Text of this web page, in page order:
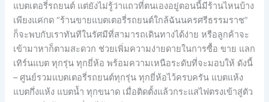
แบตเตอรี่รถยนต์ แต่ยังไม่รู้ว่าแถวที่ตนเองอยู่ตอนนี้มีร้านไหนบ้าง
เพียงแค่กด “ร้านขายแบตเตอรี่รถยนต์ใกล้ฉันนครศรีธรรมราช”
ก็จะพบกับเราทันทีในรัศมีที่สามารถเดินทางได้ง่าย หรือลูกค้าจะ
เข้ามาหาก็ตามสะดวก ช่วยเพิ่มความง่ายดายในการซื้อ ขาย แลก
เทิร์นแบต ทุกรุ่น ทุกยี่ห้อ พร้อมความเหนือระดับที่จะมอบให้ ดังนี้
– ศูนย์รวมแบตเตอรี่รถยนต์ทุกรุ่น ทุกยี่ห้อไว้ครบครัน แบตแห้ง
แบตกึ่งแห้ง แบตน้ำ ทุกขนาด เมื่อติดตั้งแล้วกระแสไฟตรงเข้าสู่ตัว